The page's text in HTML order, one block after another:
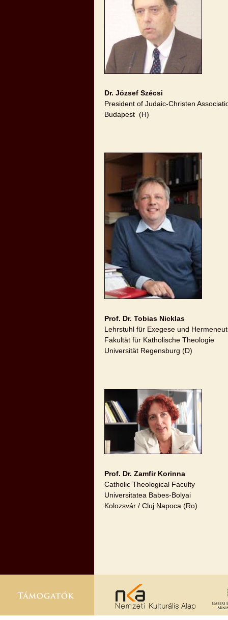
Dr. József Szécsi
President of Judaic-Christen
Budapest (H)
Prof. Dr. Tobias Nicklas
Lehrstuhl für Exegese und
Fakultät für Katholische Theologie
Universität Regensburg (D)
Prof. Dr. Zamfir Korinna
Catholic Theological Faculty
Universitatea Babes-Bolyai
Kolozsvár / Cluj Napoca (Ro)